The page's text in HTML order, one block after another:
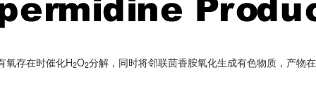
氧存在时催化H2O2分解，同时将邻联茴香胺氧化生成有色物质，产物